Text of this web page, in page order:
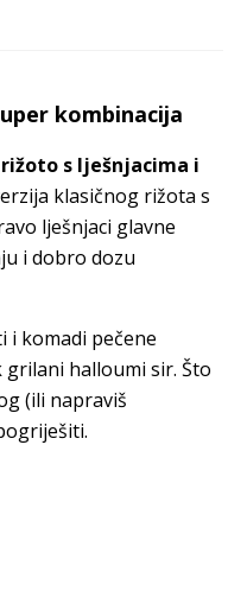
rižoto…
kombinacija
rižoto s lješnjacima i
klasičnog rižota s
lješnjaci glavne
i dobro dozu
i komadi pečene
grilani halloumi sir. Što
(ili napraviš